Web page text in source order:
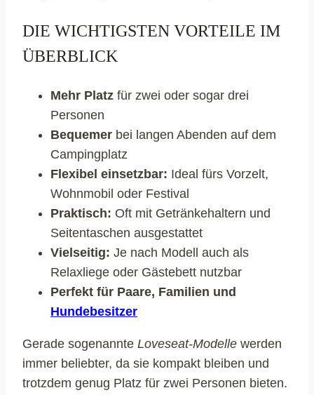
DIE WICHTIGSTEN VORTEILE IM
ÜBERBLICK
Mehr Platz für zwei oder sogar drei
Personen
Bequemer bei langen Abenden auf dem
Campingplatz
Flexibel einsetzbar: Ideal fürs Vorzelt,
Wohnmobil oder Festival
Praktisch: Oft mit Getränkehaltern und
Seitentaschen ausgestattet
Vielseitig: Je nach Modell auch als
Relaxliege oder Gästebett nutzbar
Perfekt für Paare, Familien und
Hundebesitzer
Gerade sogenannte Loveseat-Modelle werden
immer beliebter, da sie kompakt bleiben und
trotzdem genug Platz für zwei Personen bieten.